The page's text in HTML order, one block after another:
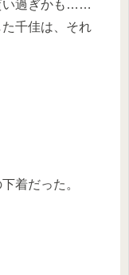
い過ぎかも……
千佳は、それ
着だった。